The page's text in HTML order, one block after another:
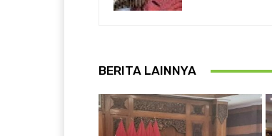
BERITA LAINNYA